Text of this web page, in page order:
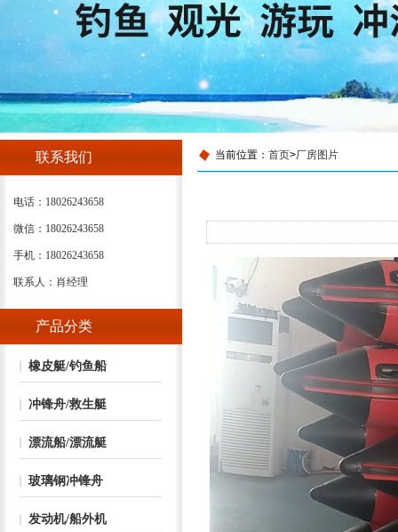
联系我们
电话：18026243658
微信：18026243658
手机：18026243658
联系人：肖经理
产品分类
橡皮艇/钓鱼船
冲锋舟/救生艇
漂流船/漂流艇
玻璃钢冲锋舟
发动机/船外机
当前位置： 首页>厂房图片